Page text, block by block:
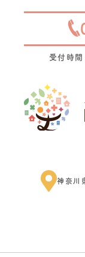
受付時
神奈川